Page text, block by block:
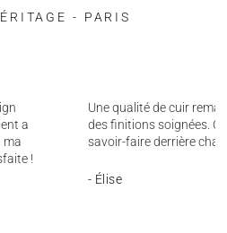
- PARIS
a
ma
!
Une qualité de cuir
des finitions soignées.
savoir-faire derrière
- Élise